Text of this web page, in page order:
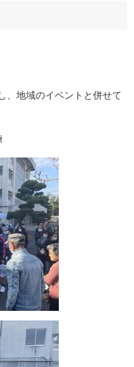
、地域のイベントと併せて